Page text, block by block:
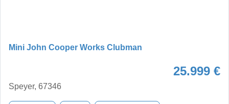
Mini John Cooper Works Clubman
25.999 €
Speyer, 67346